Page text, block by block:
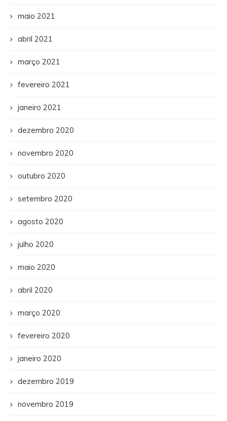
maio 2021
abril 2021
março 2021
fevereiro 2021
janeiro 2021
dezembro 2020
novembro 2020
outubro 2020
setembro 2020
agosto 2020
julho 2020
maio 2020
abril 2020
março 2020
fevereiro 2020
janeiro 2020
dezembro 2019
novembro 2019